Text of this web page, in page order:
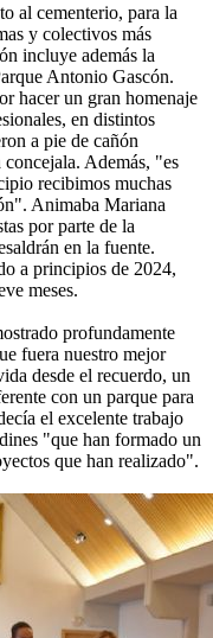
al cementerio, para la
y colectivos más
incluye además la
Antonio Gascón.
hacer un gran homenaje
en distintos
a pie de cañón
Además, "es
recibimos muchas
Animaba Mariana
por parte de la
en la fuente.
a principios de 2024,
meses.
profundamente
fuera nuestro mejor
desde el recuerdo, un
con un parque para
el excelente trabajo
"que han formado un
que han realizado".